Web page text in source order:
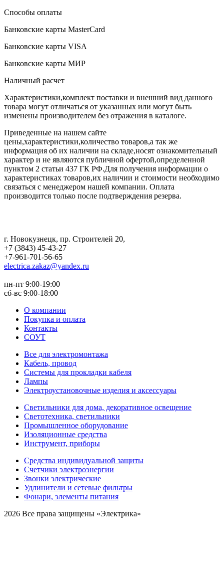
Способы оплаты
Банковские карты MasterCard
Банковские карты VISA
Банковские карты МИР
Наличный расчет
Характеристики,комплект поставки и внешний вид данного
товара могут отличаться от указанных или могут быть
изменены производителем без отражения в каталоге.
Приведенные на нашем сайте
цены,характеристики,количество товаров,а так же
информация об их наличии на складе,носят ознакомительный
характер и не являются публичной офертой,определенной
пунктом 2 статьи 437 ГК РФ.Для получения информации о
характеристиках товаров,их наличии и стоимости необходимо
связаться с менеджером нашей компании. Оплата
производится только после подтверждения резерва.
г. Новокузнецк, пр. Строителей 20,
+7 (3843) 45-43-27
+7-961-701-56-65
electrica.zakaz@yandex.ru
пн-пт 9:00-19:00
сб-вс 9:00-18:00
О компании
Покупка и оплата
Контакты
СОУТ
Все для электромонтажа
Кабель, провод
Системы для прокладки кабеля
Лампы
Электроустановочные изделия и аксессуары
Светильники для дома, декоративное освещение
Светотехника, светильники
Промышленное оборудование
Изоляционные средства
Инструмент, приборы
Средства индивидуальной защиты
Счетчики электроэнергии
Звонки электрические
Удлинители и сетевые фильтры
Фонари, элементы питания
2026 Все права защищены «Электрика»